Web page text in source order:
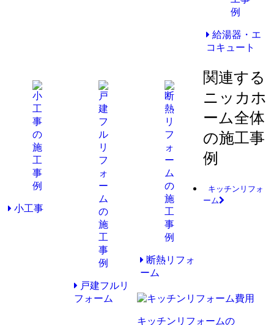
給湯器・エ
コキュート
小工事
戸建フルリ
フォーム
断熱リフォ
ーム
関連する
ニッカホ
ーム全体
の施工事
例
キッチンリフォ
ーム
キッチンリフォームの